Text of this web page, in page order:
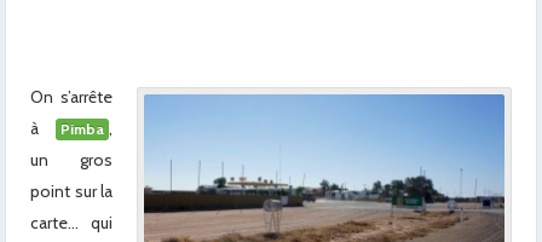
On s’arrête
à
Pimba ,
un gros
point sur la
carte… qui